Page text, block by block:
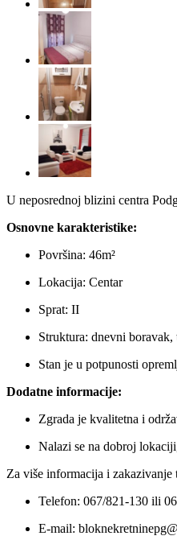
U neposrednoj blizini centra
Osnovne karakteristike:
Površina: 46m²
Lokacija: Centar
Sprat: II
Struktura: dnevni
Stan je u potpunosti
Dodatne informacije:
Zgrada je kvalitetna i
Nalazi se na dobroj
Za više informacija i zakazivanje
Telefon: 067/821-130 ili
E-mail: